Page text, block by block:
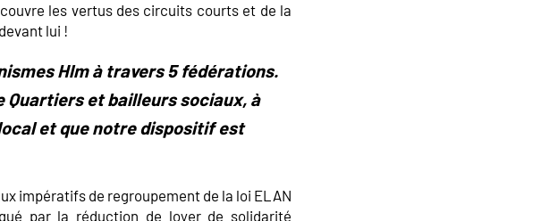
les vertus des circuits courts et de la
lui !
Hlm à travers 5 fédérations.
et bailleurs sociaux, à
et que notre dispositif est
impératifs de regroupement de la loi ELAN
par la réduction de loyer de solidarité